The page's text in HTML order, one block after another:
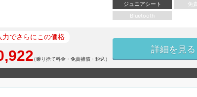
ジュニアシート
免
Bluetooth
力でさらにこの価格
（乗り捨て料金・免責補償・税込）
詳細を見る